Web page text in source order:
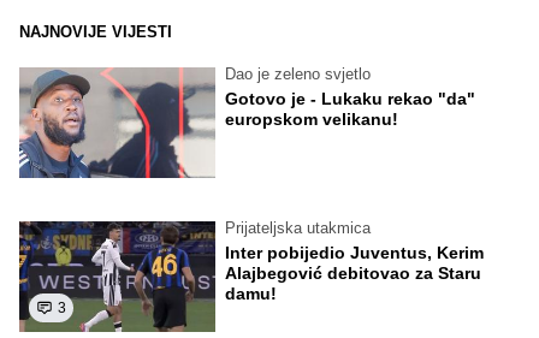
NAJNOVIJE VIJESTI
Dao je zeleno svjetlo
Gotovo je - Lukaku rekao "da"
europskom velikanu!
3
Prijateljska utakmica
Inter pobijedio Juventus, Kerim
Alajbegović debitovao za Staru
damu!